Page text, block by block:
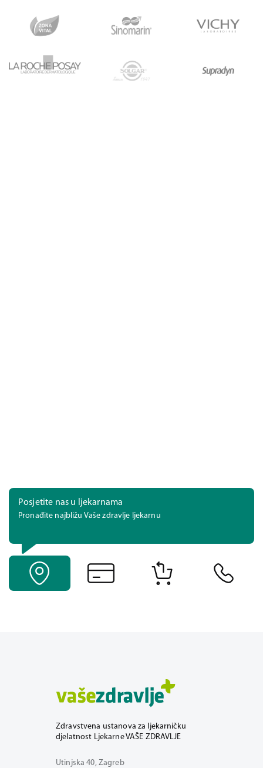
Posjetite nas u ljekarnama
Pronađite najbližu Vaše zdravlje ljekarnu
Zdravstvena ustanova za ljekarničku
djelatnost Ljekarne VAŠE ZDRAVLJE
Utinjska 40, Zagreb